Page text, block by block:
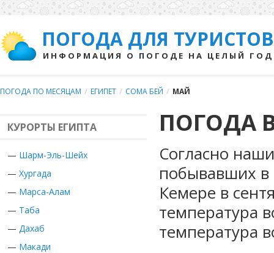
ПОГОДА ДЛЯ ТУРИСТОВ
ИНФОРМАЦИЯ О ПОГОДЕ НА ЦЕЛЫЙ ГОД
ПОГОДА ПО МЕСЯЦАМ / ЕГИПЕТ / СОМА БЕЙ / МАЙ
КУРОРТЫ ЕГИПТА
— Шарм-Эль-Шейх
— Хургада
— Марса-Алам
— Таба
— Дахаб
— Макади
ПОГОДА
Согласно
побывавших в
Кемере в
температура
температура